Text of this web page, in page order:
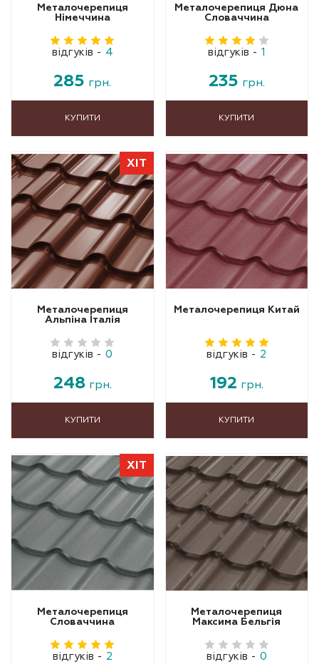
Металочерепиця
Німеччина
відгуків - 4
285 грн.
КУПИТИ
Металочерепиця Дюна
Словаччина
відгуків - 1
235 грн.
КУПИТИ
ХІТ
Металочерепиця
Альпіна Італія
відгуків - 0
248 грн.
КУПИТИ
Металочерепиця Китай
відгуків - 2
192 грн.
КУПИТИ
ХІТ
Металочерепиця
Словаччина
відгуків - 2
Металочерепиця
Максима Бельгія
відгуків - 0